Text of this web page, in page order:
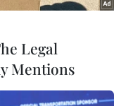
Legal
Mentions